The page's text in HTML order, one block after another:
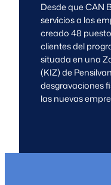
Desde que CAN
servicios a los
creado 48
clientes del
situada en una
(KIZ) de
desgravaciones
las nuevas